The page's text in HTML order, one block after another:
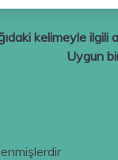
kelimeyle ilgili
Uygun